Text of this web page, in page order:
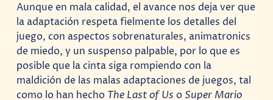
Aunque en mala calidad, el avance nos deja ver que
la adaptación respeta fielmente los detalles del
juego, con aspectos sobrenaturales, animatronics
de miedo, y un suspenso palpable, por lo que es
posible que la cinta siga rompiendo con la
maldición de las malas adaptaciones de juegos, tal
como lo han hecho The Last of Uso Super Mario